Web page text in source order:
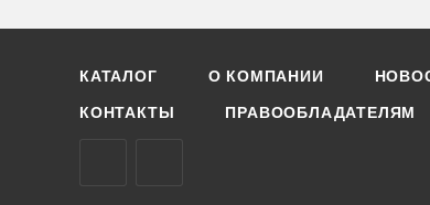
КАТАЛОГ О КОМПАНИИ
КОНТАКТЫ ПРАВООБЛАДАТЕЛЯМ